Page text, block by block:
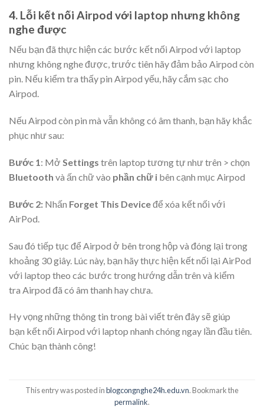
4. Lỗi kết nối Airpod với laptop nhưng không
nghe được
Nếu bạn đã thực hiện các bước kết nối Airpod với laptop
nhưng không nghe được, trước tiên hãy đảm bảo Airpod còn
pin. Nếu kiểm tra thấy pin Airpod yếu, hãy cắm sạc cho
Airpod.
Nếu Airpod còn pin mà vẫn không có âm thanh, bạn hãy khắc
phục như sau:
Bước 1: Mở Settings trên laptop tương tự như trên > chọn
Bluetooth và ấn chữ vào phần chữ i bên cạnh mục Airpod
Bước 2: Nhấn Forget This Deviceđể xóa kết nối với
AirPod.
Sau đó tiếp tục để Airpod ở bên trong hộp và đóng lại trong
khoảng 30 giây. Lúc này, bạn hãy thực hiện kết nối lại AirPod
với laptop theo các bước trong hướng dẫn trên và kiểm
tra Airpod đã có âm thanh hay chưa.
Hy vọng những thông tin trong bài viết trên đây sẽ giúp
bạn kết nối Airpod với laptop nhanh chóng ngay lần đầu tiên.
Chúc bạn thành công!
This entry was posted inblogcongnghe24h.edu.vn. Bookmark the
permalink.